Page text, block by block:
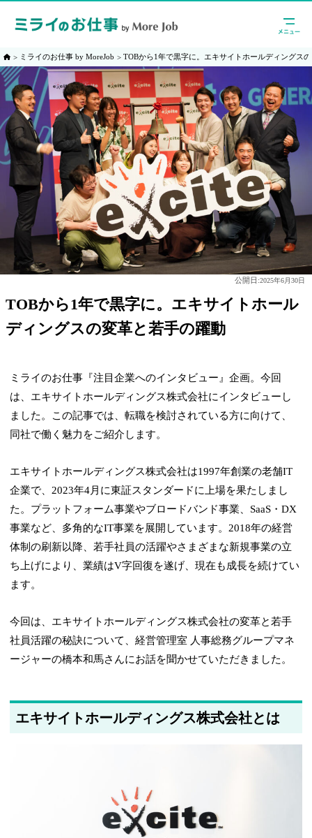
ミライのお仕事 by MoreJob TOBから1年で黒字に。エキサイトホールディングス
公開日:2025年6月30日
TOBから1年で黒字に。エキサイトホール
ディングスの変革と若手の躍動
ミライのお仕事『注目企業へのインタビュー』企画。今回
は、エキサイトホールディングス株式会社にインタビューし
ました。この記事では、転職を検討されている方に向けて、
同社で働く魅力をご紹介します。
エキサイトホールディングス株式会社は1997年創業の老舗IT
企業で、2023年4月に東証スタンダードに上場を果たしまし
た。プラットフォーム事業やブロードバンド事業、SaaS・DX
事業など、多角的なIT事業を展開しています。2018年の経営
体制の刷新以降、若手社員の活躍やさまざまな新規事業の立
ち上げにより、業績はV字回復を遂げ、現在も成長を続けてい
ます。
今回は、エキサイトホールディングス株式会社の変革と若手
社員活躍の秘訣について、経営管理室 人事総務グループマネ
ージャーの橋本和馬さんにお話を聞かせていただきました。
エキサイトホールディングス株式会社とは